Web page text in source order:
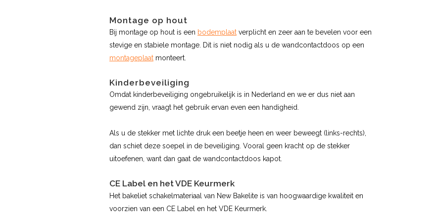
Montage op hout
Bij montage op hout is een bodemplaat verplicht en zeer aan te bevelen voor een
stevige en stabiele montage. Dit is niet nodig als u de wandcontactdoos op een
montageplaat monteert.
Kinderbeveiliging
Omdat kinderbeveiliging ongebruikelijk is in Nederland en we er dus niet aan
gewend zijn, vraagt het gebruik ervan even een handigheid.
Als u de stekker met lichte druk een beetje heen en weer beweegt (links-rechts),
dan schiet deze soepel in de beveiliging. Vooral geen kracht op de stekker
uitoefenen, want dan gaat de wandcontactdoos kapot.
CE Label en het VDE Keurmerk
Het bakeliet schakelmateriaal van New Bakelite is van hoogwaardige kwaliteit en
voorzien van een CE Label en het VDE Keurmerk.